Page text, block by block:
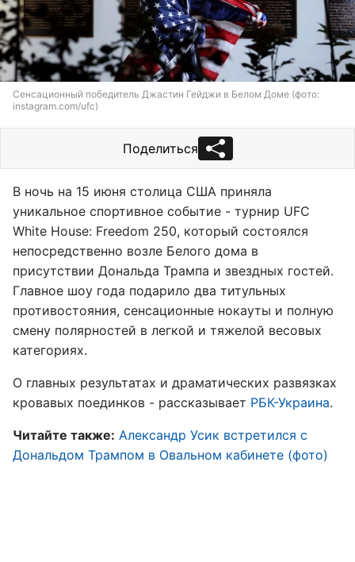
Сенсационный победитель Джастин Гейджи в Белом Доме (фото:
instagram.com/ufc)
Поделиться
В ночь на 15 июня столица США приняла
уникальное спортивное событие - турнир UFC
White House: Freedom 250, который состоялся
непосредственно возле Белого дома в
присутствии Дональда Трампа и звездных гостей.
Главное шоу года подарило два титульных
противостояния, сенсационные нокауты и полную
смену полярностей в легкой и тяжелой весовых
категориях.
О главных результатах и драматических развязках
кровавых поединков - рассказывает РБК-Украина.
Читайте также: Александр Усик встретился с
Дональдом Трампом в Овальном кабинете (фото)